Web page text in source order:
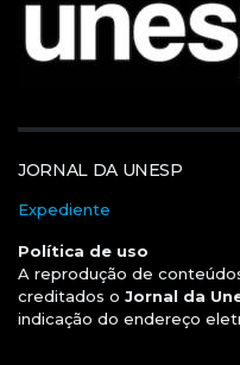
JORNAL DA UNESP
Expediente
Política de uso
A reprodução de
creditados o Jornal da
indicação do endereço